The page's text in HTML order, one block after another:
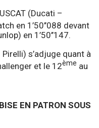
(Ducati –
en 1’50’’088 devant
en 1’50’’147.
s’adjuge quant à
et le 12ème au
EN PATRON SOUS